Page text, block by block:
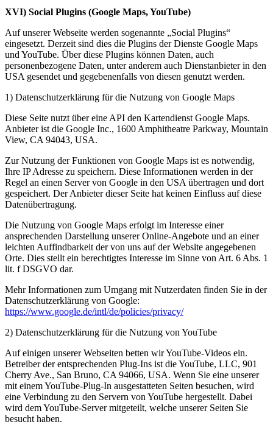
XVI) Social Plugins (Google Maps, YouTube)
Auf unserer Webseite werden sogenannte „Social Plugins“
eingesetzt. Derzeit sind dies die Plugins der Dienste Google Maps
und YouTube. Über diese Plugins können Daten, auch
personenbezogene Daten, unter anderem auch Dienstanbieter in den
USA gesendet und gegebenenfalls von diesen genutzt werden.
1) Datenschutzerklärung für die Nutzung von Google Maps
Diese Seite nutzt über eine API den Kartendienst Google Maps.
Anbieter ist die Google Inc., 1600 Amphitheatre Parkway, Mountain
View, CA 94043, USA.
Zur Nutzung der Funktionen von Google Maps ist es notwendig,
Ihre IP Adresse zu speichern. Diese Informationen werden in der
Regel an einen Server von Google in den USA übertragen und dort
gespeichert. Der Anbieter dieser Seite hat keinen Einfluss auf diese
Datenübertragung.
Die Nutzung von Google Maps erfolgt im Interesse einer
ansprechenden Darstellung unserer Online-Angebote und an einer
leichten Auffindbarkeit der von uns auf der Website angegebenen
Orte. Dies stellt ein berechtigtes Interesse im Sinne von Art. 6 Abs. 1
lit. f DSGVO dar.
Mehr Informationen zum Umgang mit Nutzerdaten finden Sie in der
Datenschutzerklärung von Google:
https://www.google.de/intl/de/policies/privacy/
2) Datenschutzerklärung für die Nutzung von YouTube
Auf einigen unserer Webseiten betten wir YouTube-Videos ein.
Betreiber der entsprechenden Plug-Ins ist die YouTube, LLC, 901
Cherry Ave., San Bruno, CA 94066, USA. Wenn Sie eine unserer
mit einem YouTube-Plug-In ausgestatteten Seiten besuchen, wird
eine Verbindung zu den Servern von YouTube hergestellt. Dabei
wird dem YouTube-Server mitgeteilt, welche unserer Seiten Sie
besucht haben.